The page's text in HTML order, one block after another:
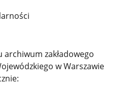
zakładowego
w Warszawie